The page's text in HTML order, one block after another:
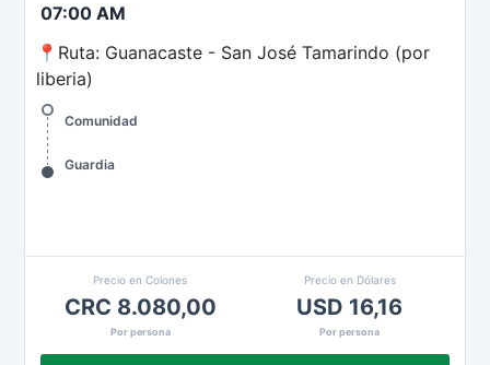
07:00 AM
📍Ruta: Guanacaste - San José Tamarindo (por
liberia)
Comunidad
Guardia
Precio en Colones
CRC 8.080,00
Por persona
Precio en Dólares
USD 16,16
Por persona